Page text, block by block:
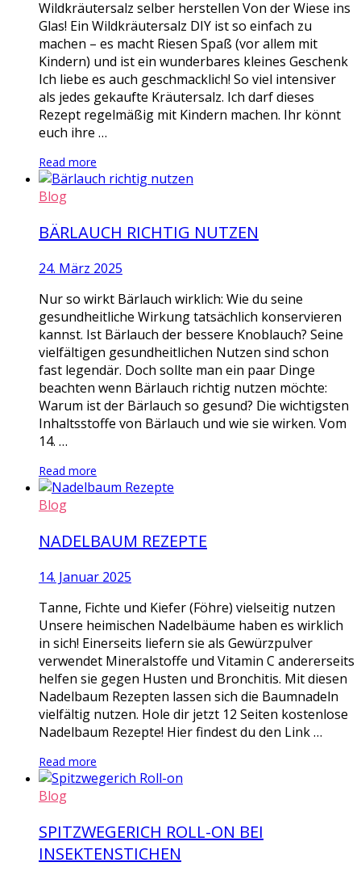
Wildkräutersalz selber herstellen Von der Wiese ins
Glas! Ein Wildkräutersalz DIY ist so einfach zu
machen – es macht Riesen Spaß (vor allem mit
Kindern) und ist ein wunderbares kleines Geschenk
Ich liebe es auch geschmacklich! So viel intensiver
als jedes gekaufte Kräutersalz. Ich darf dieses
Rezept regelmäßig mit Kindern machen. Ihr könnt
euch ihre …
Read more
Blog
BÄRLAUCH RICHTIG NUTZEN
24. März 2025
Nur so wirkt Bärlauch wirklich: Wie du seine
gesundheitliche Wirkung tatsächlich konservieren
kannst. Ist Bärlauch der bessere Knoblauch? Seine
vielfältigen gesundheitlichen Nutzen sind schon
fast legendär. Doch sollte man ein paar Dinge
beachten wenn Bärlauch richtig nutzen möchte:
Warum ist der Bärlauch so gesund? Die wichtigsten
Inhaltsstoffe von Bärlauch und wie sie wirken. Vom
14. …
Read more
Blog
NADELBAUM REZEPTE
14. Januar 2025
Tanne, Fichte und Kiefer (Föhre) vielseitig nutzen
Unsere heimischen Nadelbäume haben es wirklich
in sich! Einerseits liefern sie als Gewürzpulver
verwendet Mineralstoffe und Vitamin C andererseits
helfen sie gegen Husten und Bronchitis. Mit diesen
Nadelbaum Rezepten lassen sich die Baumnadeln
vielfältig nutzen. Hole dir jetzt 12 Seiten kostenlose
Nadelbaum Rezepte! Hier findest du den Link …
Read more
Blog
SPITZWEGERICH ROLL-ON BEI
INSEKTENSTICHEN